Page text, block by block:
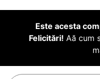
Este acesta
Felicitări! Aă cum